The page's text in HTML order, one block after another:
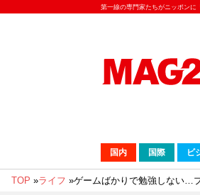
第一線の専門家たちがニッポンに
国内 国際 ビ
TOP »ライフ »ゲームばかりで勉強しない…